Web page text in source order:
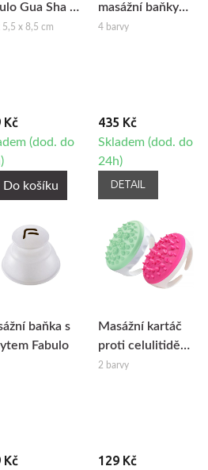
Gua Sha z
oceli
5,5 x 8,5 cm
Kč
(dod. do
Do košíku
masážní baňky
Fabulo Mushroom
4 barvy
435 Kč
Skladem (dod. do
24h)
DETAIL
baňka s
Fabulo
Kč
Masážní kartáč
proti celulitidě
Fabulo
2 barvy
129 Kč